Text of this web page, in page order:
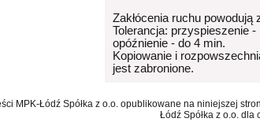
Zakłócenia ruchu
Tolerancja: przyspieszenie -
opóźnienie - do 4 min.
Kopiowanie i
jest zabronione.
MPK-Łódź Spółka z o.o. opublikowane na niniejszej
Łódź Spółka z o.o. dla